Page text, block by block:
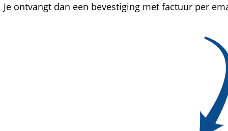
Je ontvangt dan een bevestiging met factuur per